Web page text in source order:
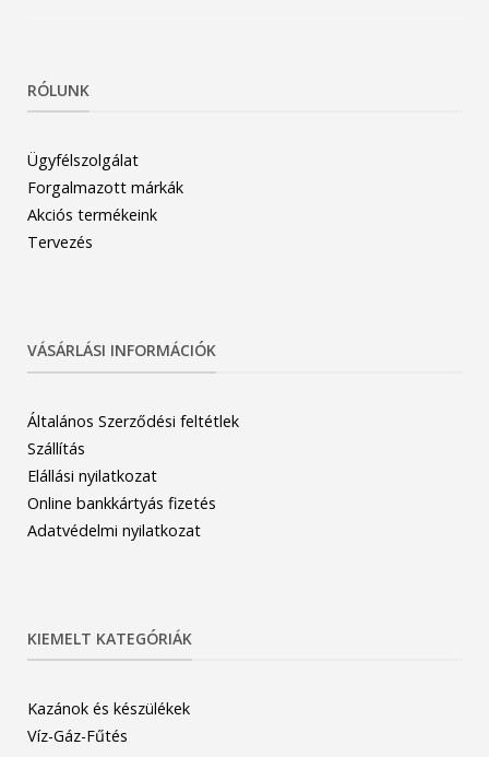
RÓLUNK
Ügyfélszolgálat
Forgalmazott márkák
Akciós termékeink
Tervezés
VÁSÁRLÁSI INFORMÁCIÓK
Általános Szerződési feltétlek
Szállítás
Elállási nyilatkozat
Online bankkártyás fizetés
Adatvédelmi nyilatkozat
KIEMELT KATEGÓRIÁK
Kazánok és készülékek
Víz-Gáz-Fűtés